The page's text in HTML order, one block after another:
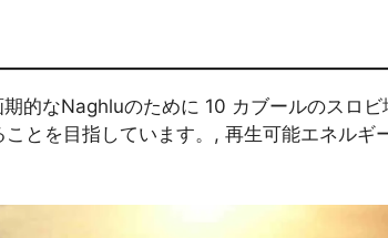
なNaghluのために 10 カブールのスロ
とを目指しています。, 再生可能エネル